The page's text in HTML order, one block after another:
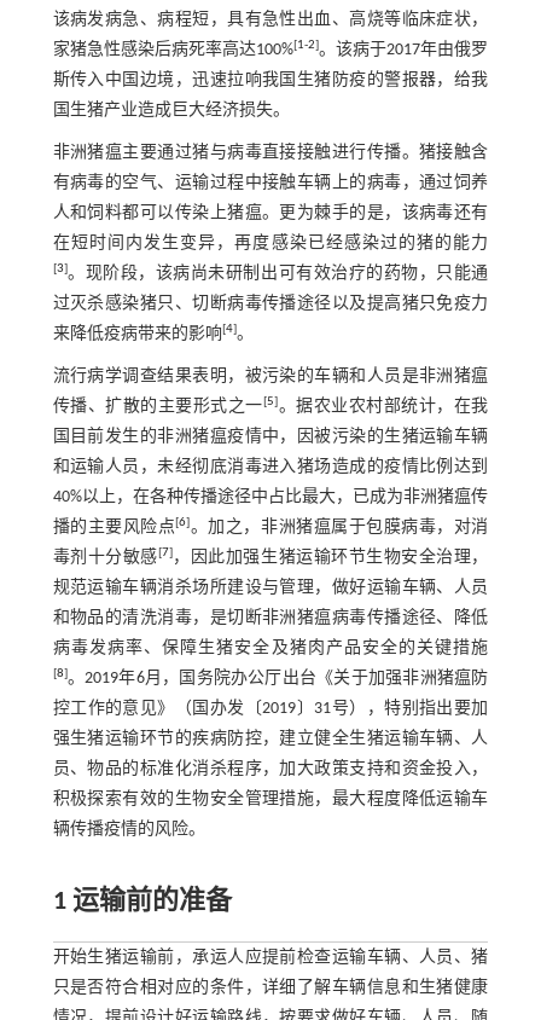
该病发病急、病程短，具有急性出血、高烧等临床症状，
家猪急性感染后病死率高达100%[1-2]。该病于2017年由俄罗
斯传入中国边境，迅速拉响我国生猪防疫的警报器，给我
国生猪产业造成巨大经济损失。
非洲猪瘟主要通过猪与病毒直接接触进行传播。猪接触含
有病毒的空气、运输过程中接触车辆上的病毒，通过饲养
人和饲料都可以传染上猪瘟。更为棘手的是，该病毒还有
在短时间内发生变异，再度感染已经感染过的猪的能力
[3]。现阶段，该病尚未研制出可有效治疗的药物，只能通
过灭杀感染猪只、切断病毒传播途径以及提高猪只免疫力
来降低疫病带来的影响 [4]。
流行病学调查结果表明，被污染的车辆和人员是非洲猪瘟
传播、扩散的主要形式之一[5]。据农业农村部统计，在我
国目前发生的非洲猪瘟疫情中，因被污染的生猪运输车辆
和运输人员，未经彻底消毒进入猪场造成的疫情比例达到
40%以上，在各种传播途径中占比最大，已成为非洲猪瘟传
播的主要风险点[6]。加之，非洲猪瘟属于包膜病毒，对消
毒剂十分敏感[7]，因此加强生猪运输环节生物安全治理，
规范运输车辆消杀场所建设与管理，做好运输车辆、人员
和物品的清洗消毒，是切断非洲猪瘟病毒传播途径、降低
病毒发病率、保障生猪安全及猪肉产品安全的关键措施
[8]。2019年6月，国务院办公厅出台《关于加强非洲猪瘟防
控工作的意见》（国办发〔2019〕31号），特别指出要加
强生猪运输环节的疾病防控，建立健全生猪运输车辆、人
员、物品的标准化消杀程序，加大政策支持和资金投入，
积极探索有效的生物安全管理措施，最大程度降低运输车
辆传播疫情的风险。
1 运输前的准备
开始生猪运输前，承运人应提前检查运输车辆、人员、猪
只是否符合相对应的条件，详细了解车辆信息和生猪健康